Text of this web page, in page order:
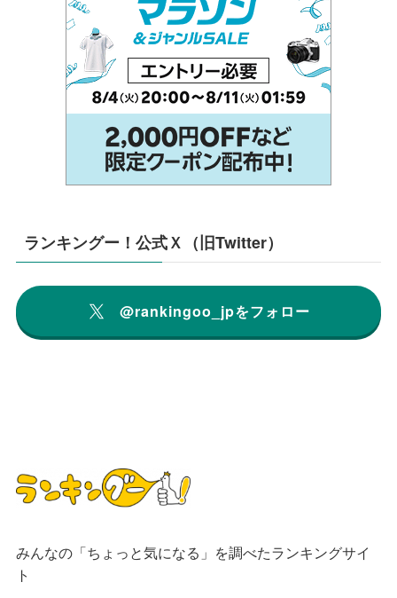
ランキングー！公式Ｘ（旧Twitter）
@rankingoo_jpをフォロー
みんなの「ちょっと気になる」を調べたランキングサイ
ト